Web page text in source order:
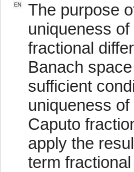
EN
The purpose
uniqueness
fractional
Banach
sufficient
uniqueness
Caputo
apply the
term